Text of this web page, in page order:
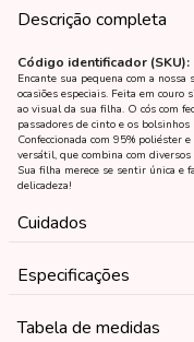
Descrição completa
Código identificador (SKU):
Encante sua pequena com a
ocasiões especiais. Feita em
ao visual da sua filha. O cós com
passadores de cinto e os
Confeccionada com 95% poliéster
versátil, que combina com
Sua filha merece se sentir única e
delicadeza!
Cuidados
Especificações
Tabela de medidas